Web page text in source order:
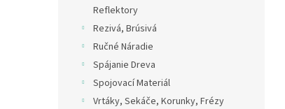
Reflektory
Rezivá, Brúsivá
Ručné Náradie
Spájanie Dreva
Spojovací Materiál
Vrtáky, Sekáče, Korunky, Frézy